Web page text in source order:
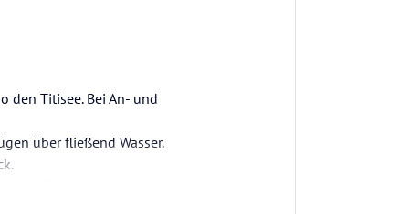
den Titisee. Bei An- und
über fließend Wasser.